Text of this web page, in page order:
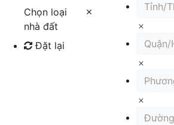
Chọn loại
nhà đất
Đặt lại
Tỉnh/
Quận/